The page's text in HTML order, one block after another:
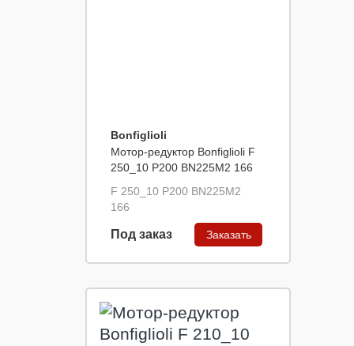
Bonfiglioli
Мотор-редуктор Bonfiglioli F
250_10 P200 BN225M2 166
F 250_10 P200 BN225M2
166
Под заказ Заказать